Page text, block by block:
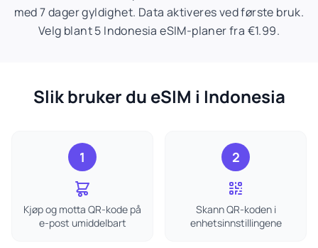
med 7 dager gyldighet. Data aktiveres ved første bruk.
Velg blant 5 Indonesia eSIM-planer fra €1.99.
Slik bruker du eSIM i Indonesia
1
Kjøp og motta QR-kode på
e-post umiddelbart
2
Skann QR-koden i
enhetsinnstillingene